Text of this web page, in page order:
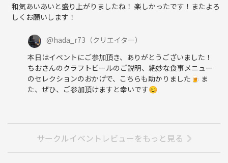
和気あいあいと盛り上がりましたね！ 楽しかったです！またよろ
しくお願いします！
@hada_r73 （クリエイター）
本日はイベントにご参加頂き、ありがとうございました！
ちおさんのクラフトビールのご説明、絶妙な食事メニュー
のセレクションのおかげで、こちらも助かりました🍺 ま
た、ぜひ、ご参加頂けますと幸いです😊
サークルイベントレビューをもっと見る